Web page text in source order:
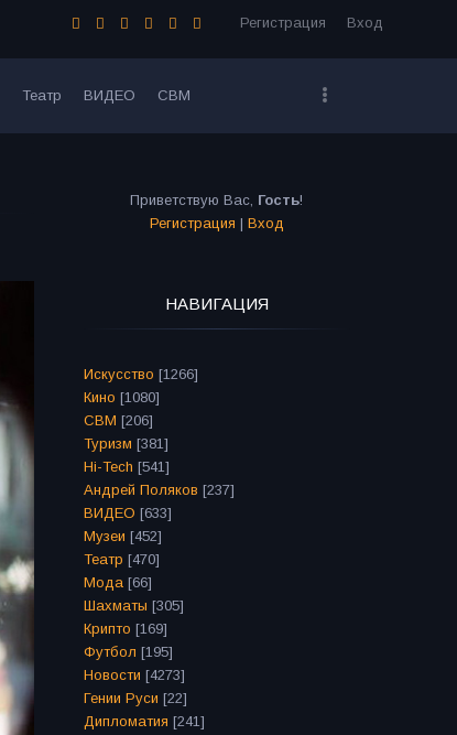
Регистрация Вход
Театр ВИДЕО СВМ
Приветствую Вас, Гость!
Регистрация | Вход
НАВИГАЦИЯ
Искусство [1266]
Кино [1080]
СВМ [206]
Туризм [381]
Hi-Tech [541]
Андрей Поляков [237]
ВИДЕО [633]
Музеи [452]
Театр [470]
Мода [66]
Шахматы [305]
Крипто [169]
Футбол [195]
Новости [4273]
Гении Руси [22]
Дипломатия [241]